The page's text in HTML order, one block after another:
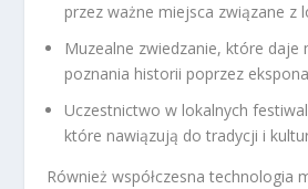
przez ważne miejsca związane z
Muzealne zwiedzanie, które daje
poznania historii poprzez
Uczestnictwo w lokalnych
które nawiązują do tradycji i
Również współczesna technologia